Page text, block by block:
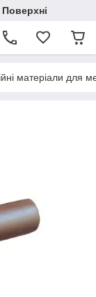
матеріали для